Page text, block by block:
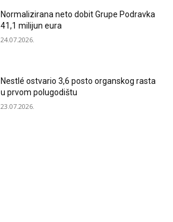
Normalizirana neto dobit Grupe Podravka
41,1 milijun eura
24.07.2026.
Nestlé ostvario 3,6 posto organskog rasta
u prvom polugodištu
23.07.2026.